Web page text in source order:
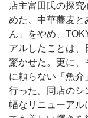
店主富田氏の探
めた、中華蕎麦と
ん」をやめ、
アルしたことは、
驚かせた。更に、
に頼らない「魚介
行った。同店のシ
幅なリニューアル